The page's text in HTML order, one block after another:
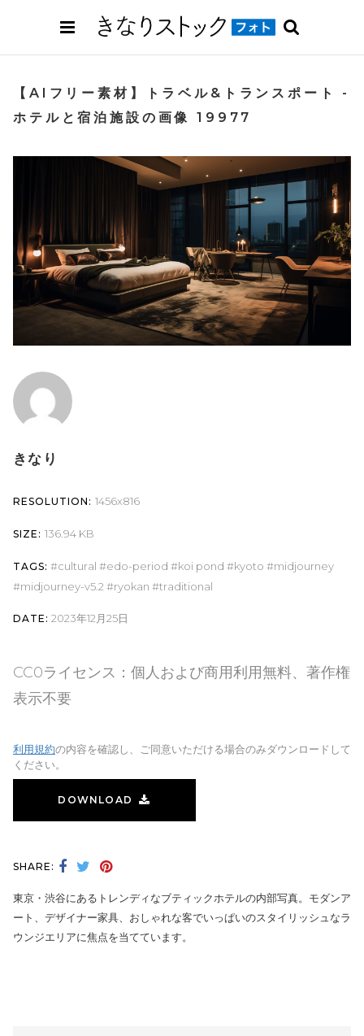
【AIフリー素材】トラベル&トランスポート -
ホテルと宿泊施設の画像 19977
きなり
RESOLUTION: 1456x816
SIZE: 136.94 KB
TAGS: cultural edo-period koi pond kyoto
midjourney
midjourney-v5.2
ryokan traditional
DATE: 2023年12月25日
CC0ライセンス：個人および商用利用無料、著作権
表示不要
利用規約の内容を確認し、ご同意いただける場合のみダウンロードして
ください。
DOWNLOAD
SHARE:
東京・渋谷にあるトレンディなブティックホテルの内部写真。モダンア
ート、デザイナー家具、おしゃれな客でいっぱいのスタイリッシュなラ
ウンジエリアに焦点を当てています。